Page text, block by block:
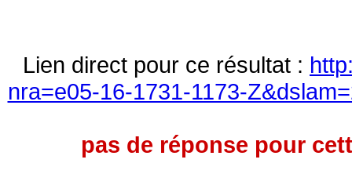
Lien direct pour ce résultat :
nra=e05-16-1731-1173-
pas de réponse pour